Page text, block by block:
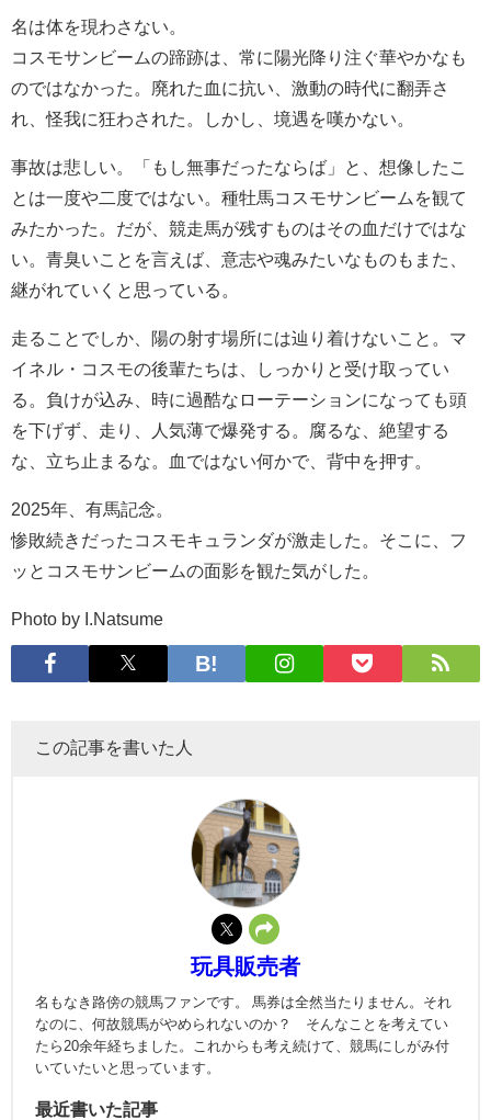
名は体を現わさない。
コスモサンビームの蹄跡は、常に陽光降り注ぐ華やかなも
のではなかった。廃れた血に抗い、激動の時代に翻弄さ
れ、怪我に狂わされた。しかし、境遇を嘆かない。
事故は悲しい。「もし無事だったならば」と、想像したこ
とは一度や二度ではない。種牡馬コスモサンビームを観て
みたかった。だが、競走馬が残すものはその血だけではな
い。青臭いことを言えば、意志や魂みたいなものもまた、
継がれていくと思っている。
走ることでしか、陽の射す場所には辿り着けないこと。マ
イネル・コスモの後輩たちは、しっかりと受け取ってい
る。負けが込み、時に過酷なローテーションになっても頭
を下げず、走り、人気薄で爆発する。腐るな、絶望する
な、立ち止まるな。血ではない何かで、背中を押す。
2025年、有馬記念。
惨敗続きだったコスモキュランダが激走した。そこに、フ
ッとコスモサンビームの面影を観た気がした。
Photo by I.Natsume
この記事を書いた人
玩具販売者
名もなき路傍の競馬ファンです。 馬券は全然当たりません。それ
なのに、何故競馬がやめられないのか？ そんなことを考えてい
たら20余年経ちました。これからも考え続けて、競馬にしがみ付
いていたいと思っています。
最近書いた記事